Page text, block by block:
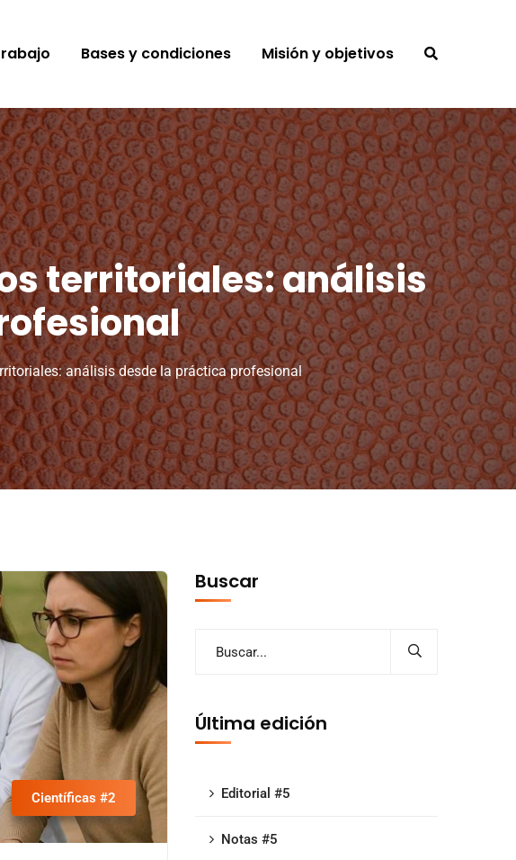
Bases y condiciones Misión y objetivos
territoriales: análisis
análisis desde la práctica profesional
Científicas #2
Buscar
Última edición
Editorial #5
Notas #5